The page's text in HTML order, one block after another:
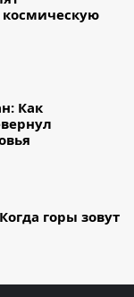
Как
горы зовут